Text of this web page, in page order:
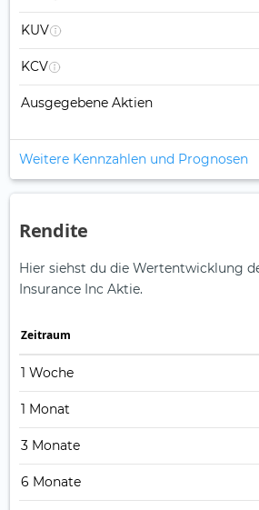
KUV
KCV
Ausgegebene Aktien
Weitere Kennzahlen und Prognosen
Rendite
Hier siehst du die Wertentwicklung
Insurance Inc Aktie.
Zeitraum
1 Woche
1 Monat
3 Monate
6 Monate